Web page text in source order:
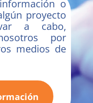
o
proyecto
a cabo,
por
medios de